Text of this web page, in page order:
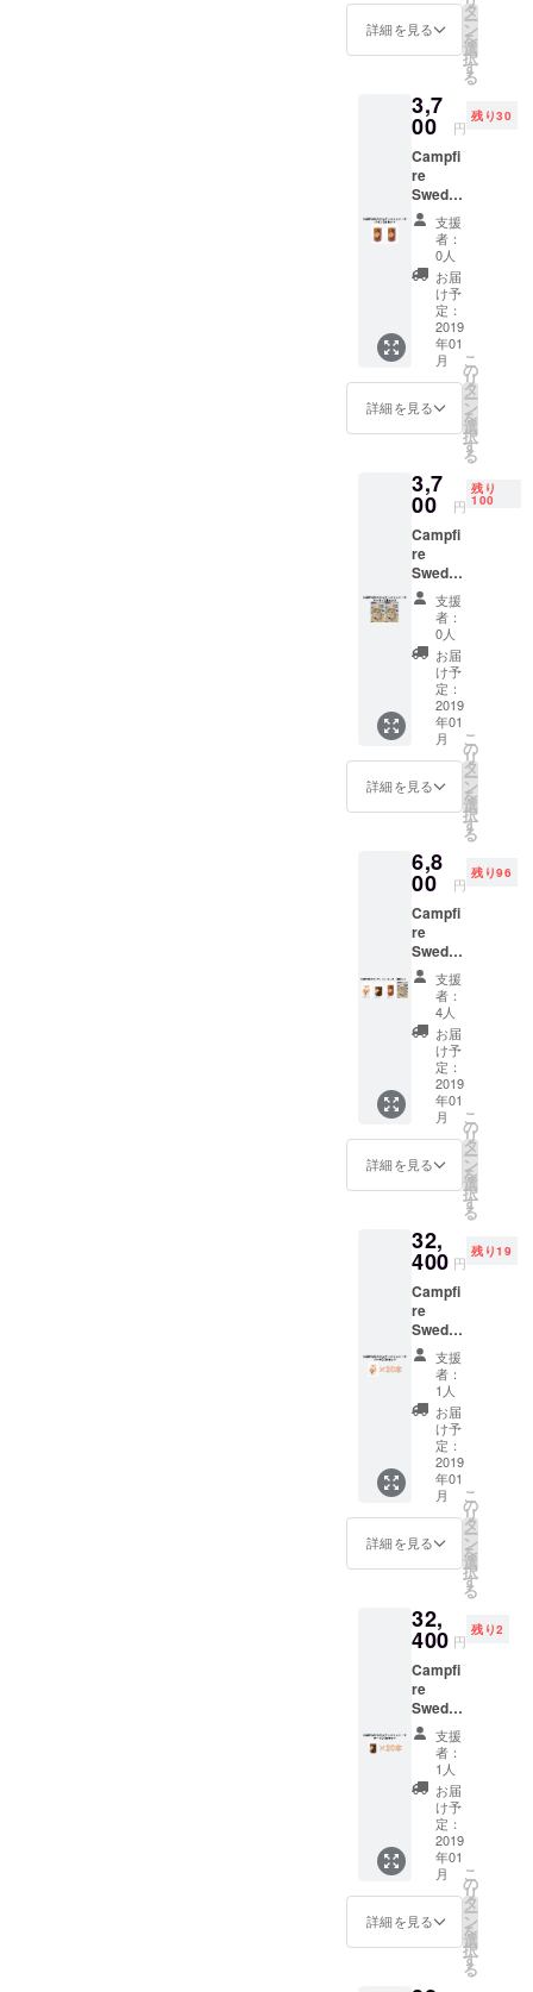
ち上が
る炎は
ワイル
ド！
キャン
プやア
ウトド
アパー
盛り上
げま
す。ま
た、ス
ウェ
ディッ
シュ
トーチ
は災害
備蓄ア
イテム
として
めいた
しま
す。 ■
樹種：
バーチ
■サイ
ズ
直径：
約１８
～２３
ｃｍ
高さ：
約３０
ｃｍ ■
おまけ
着火材
（オー
ク燃
料）付
■燃焼時
間…約
２時間
～３時
間 ※商
品写真
はイ
メージ
です。
天然素
材の為
１本１
本形状
は異な
りま
す。ご
了承下
気を取
り込む
部の穴
と続い
ていま
す。空
気を取
り込み
やす
く、ま
た煙突
効果
（ロ
ケット
ストー
ブの原
着火し
やすい
なって
おりま
す。立
ち上が
る炎は
まさに
ド！
キャン
プやア
ウトド
アパー
ティを
盛り上
げま
す。ま
た、ス
ウェ
ディッ
トーチ
は災害
備蓄ア
イテム
として
もお勧
めいた
しま
す。 ■
樹種：
オーク
■サイ
ズ
直径：
約１８
～２３
ｃｍ
約３０
ｃｍ ■
おまけ
着火材
（オー
ガニッ
ク燃
料）付
■燃焼時
間…約
２時間
～３時
間 ※商
品写真
はイ
メージ
です。
天然素
材の為
本形状
は異な
りま
す。ご
了承下
さい。
徳、薪
の３役
万能さ
とシン
がカッ
コイイ
アイテ
ム。６
つの切
り込み
と、側
面に空
気を取
り込む
穴を開
け、上
と続い
ていま
り込み
やす
く、ま
た煙突
効果
（ロ
ケット
ストー
ブの原
理）に
より、
着火し
やすい
構造と
す。立
ち上が
まさに
ワイル
ド！
キャン
プやア
ウトド
ティを
盛り上
げま
す。ま
た、ス
ウェ
ディッ
シュ
トーチ
は災害
備蓄ア
イテム
もお勧
めいた
しま
す。 ■
樹種：
パイン
■サイ
ズ
直径：
約１８
～２３
ｃｍ
高さ：
約３０
ｃｍ ■
おまけ
着火材
ガニッ
ク燃
料）付
■燃焼時
間…約
２時間
～３時
間 ※商
品写真
はイ
メージ
です。
天然素
材の為
１本１
本形状
は異な
りま
す。ご
るかの
ような
がり。
今回は
難な
バーチ
（白
樺）で
「パー
ティー
」作り
まし
た。も
ちろん
スウェ
ディッ
トーチ
の機能
暖を
取った
トルや
スキ
レット
を直接
乗せれ
ばコン
ロに早
変わ
り。火
台、五
徳、薪
の３役
備え、
万能さ
がカッ
コイイ
アイテ
ム。６
つの切
り込み
と、側
面に空
気を取
り込む
（口）
を開
け、上
ていま
す。空
り込み
やす
く、ま
た煙突
効果
（ロ
ストー
ブの原
理）に
より、
着火し
やすい
構造と
なって
おりま
す。立
ち上が
る炎は
ワイル
ド！
キャン
プやア
ウトド
アパー
ティを
盛り上
げま
す。ま
た、ス
ウェ
ディッ
シュ
トーチ
は災害
備蓄ア
イテム
として
ディッ
シュ
ウェー
デン
トー
チ」
「ウッ
ドキャ
ンド
ル」
「木こ
りのろ
うそ
く」
「丸太
コン
ロ」な
どの呼
び名も
火スタ
イルで
を取っ
たり、
ケトル
やスキ
レット
を直接
乗せれ
ばコン
ロに早
変わ
り。火
台、五
の３役
を兼ね
とシン
プルさ
コイイ
アイテ
ム。６
つの切
り込み
と、側
面に空
気を取
り込む
穴を開
け、上
部の穴
ていま
す。空
やす
く、ま
た煙突
効果
（ロ
ケット
ストー
ブの原
理）に
より、
着火し
やすい
構造と
なって
ち上が
る炎は
ワイル
ド！
キャン
プやア
ウトド
アパー
盛り上
げま
す。ま
た、ス
ウェ
ディッ
シュ
トーチ
は災害
備蓄ア
イテム
として
5400円
を3700
円でお
届けし
送料無
料（国
内発送
のみ、
離島・
一部地
域は除
く） 熱
量・燃
焼時間
共に優
れてお
り、扱
いやす
くバラ
ンスの
とれた
ウェ
ディッ
シュ
トー
チ。
「ス
ウェー
デン
トー
チ」
「ウッ
ドキャ
ンド
ル」
「木こ
りのろ
うそ
ロ」な
どの呼
ある北
欧発祥
の焚き
火スタ
イルで
す。暖
を取っ
たり、
ケトル
やスキ
レット
を直接
ばコン
ロに早
台、五
徳、薪
を兼ね
備え、
万能さ
とシン
プルさ
がカッ
コイイ
アイテ
ム。６
つの切
り込み
と、側
気を取
り込む
部の穴
と続い
ていま
す。空
気を取
り込み
やす
く、ま
た煙突
効果
（ロ
ケット
ストー
ブの原
着火し
やすい
なって
詳細を見る
タ
ー
ン
を
選
択
す
る
3,7
00 円
残り30
Campfi
re
Swedis
h torch
«Pine»
２本
【CAM
PFIRE
限定
31%
OFF】
通常
5400円
を3700
円でお
届けし
送料無
料（国
内発送
のみ、
離島・
一部地
域は除
く） 火
力が強
くとて
もパワ
フル！
パイン
（松）
のス
ウェ
ディッ
「ス
ウェー
デン
トー
チ」
「ウッ
ドキャ
ンド
ル」
「木こ
りのろ
うそ
く」
「丸太
コン
ロ」な
どの呼
の焚き
火スタ
す。暖
を取っ
たり、
ケトル
やスキ
レット
を直接
乗せれ
ばコン
ロに早
変わ
り。火
徳、薪
の３役
万能さ
とシン
がカッ
コイイ
アイテ
ム。６
つの切
り込み
と、側
面に空
気を取
り込む
穴を開
け、上
と続い
ていま
支援
者：
0人
お届
け予
定：
2019
年01
月
詳細を見る
こ
の
リ
タ
ー
ン
を
選
択
す
る
3,7
00 円
残り
100
Campfi
re
Swedis
h torch
«PART
Y»２本
【CAM
PFIRE
限定
31%
OFF】
通常
5400円
を3700
円でお
届けし
送料無
料（国
内発送
のみ、
離島・
一部地
域は除
く）
「パー
ティー
」は
ちょっ
と遊び
心を入
れた商
品。
トーチ
気口が
口、く
り抜い
た２つ
の穴が
目にな
りま
す。着
火後少
し待つ
と、ま
るで目
や口か
ら炎が
出てい
るかの
ような
がり。
今回は
難な
バーチ
（白
樺）で
「パー
ティー
」作り
まし
た。も
ちろん
スウェ
ディッ
トーチ
の機能
支援
者：
0人
お届
け予
定：
2019
年01
月
詳細を見る
こ
の
リ
タ
ー
ン
を
選
択
す
る
6,8
00 円
残り96
Campfi
re
Swedis
h torch
4種セッ
【CAM
PFIRE
限定
37%
OFF】
通常
10800
円を
6800円
でお届
す。 送
料無料
（国内
発送の
み、離
島・一
部地域
は除
く）
１«Birc
h» 都会
では入
手困難
なバー
チ（白
樺）の
スウェ
チ。
２«Oak
» 熱
量・燃
焼時間
共に優
れてお
り、扱
いやす
くバラ
ンスの
とれた
オーク
（楢）
のス
ウェ
ディッ
支援
者：
4人
お届
け予
定：
2019
年01
月
詳細を見る
こ
の
リ
タ
ー
ン
を
選
択
す
る
32,
400 円
残り19
Campfi
re
Swedis
h torch
«Birch»
20本
セット
【CAM
PFIRE
限定
40%
OFF】
通常
54000
円を
32400
届けし
ます。
送料無
料（国
内発送
のみ、
離島・
一部地
域は除
く） 都
会では
入手困
難な
バーチ
（白
樺）の
スウェ
支援
者：
1人
お届
け予
定：
2019
年01
月
詳細を見る
こ
の
リ
タ
ー
ン
を
選
択
す
る
32,
400 円
残り2
Campfi
re
Swedis
h torch
«Oak»
20本
セット
【CAM
PFIRE
限定
40%
OFF】
通常
54000
円を
32400
支援
者：
1人
お届
け予
定：
2019
年01
月
詳細を見る
こ
の
リ
タ
ー
ン
を
選
択
す
る